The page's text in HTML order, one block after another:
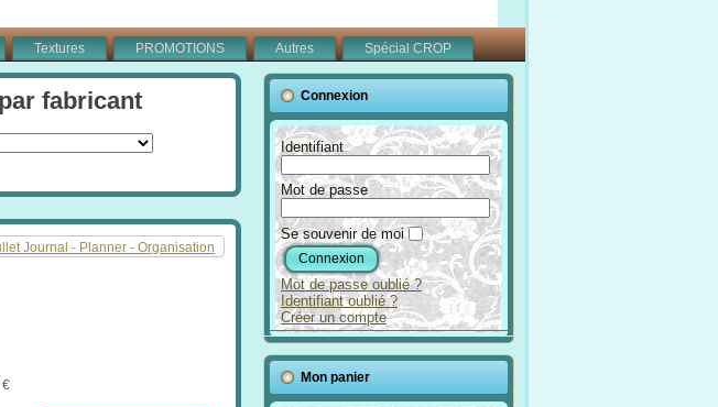
Textures PROMOTIONS Autres
Spécial CROP
fabricant
Journal - Planner - Organisation
Connexion
Identifiant
Mot de passe
Se souvenir de moi
Mot de passe oublié ?
Identifiant oublié ?
Créer un compte
Mon panier